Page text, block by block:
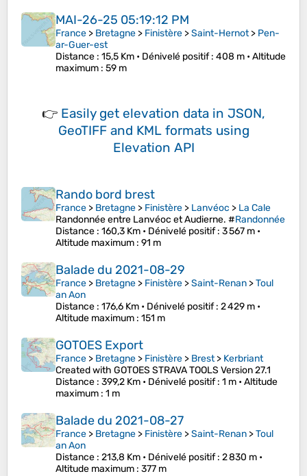
MAI-26-25 05:19:12 PM
France > Bretagne > Finistère >Saint-Hernot> Pen-
ar-Guer-est
Distance : 15,5 Km • Dénivelé positif: 408 m •Altitude
maximum : 59 m
👉 Easily get elevation data in JSON,
GeoTIFF and KML formats using
Elevation API
Rando bord brest
France > Bretagne > Finistère > Lanvéoc > La Cale
Randonnée entre Lanvéoc et Audierne. #Randonnée
Distance : 160,3 Km • Dénivelé positif: 3 567 m •
Altitude maximum : 91 m
Balade du 2021-08-29
France > Bretagne > Finistère >Saint-Renan >Toul
an Aon
Distance : 176,6 Km • Dénivelé positif: 2 429 m •
Altitude maximum : 151 m
GOTOES Export
France > Bretagne > Finistère > Brest> Kerbriant
Created with GOTOES STRAVA TOOLS Version 27.1
Distance : 399,2 Km • Dénivelé positif: 1 m •Altitude
maximum : 1 m
Balade du 2021-08-27
France > Bretagne > Finistère >Saint-Renan >Toul
an Aon
Distance : 213,8 Km • Dénivelé positif: 2 830 m •
Altitude maximum : 377 m